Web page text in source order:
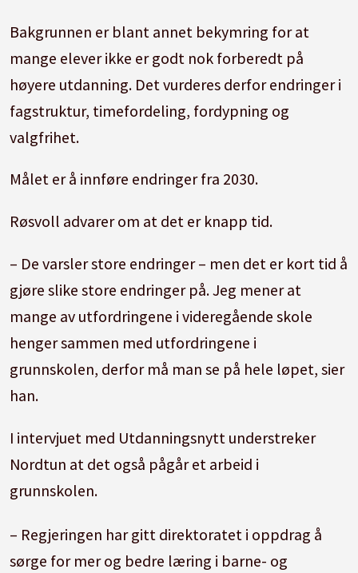
Bakgrunnen er blant annet bekymring for at
mange elever ikke er godt nok forberedt på
høyere utdanning. Det vurderes derfor endringer i
fagstruktur, timefordeling, fordypning og
valgfrihet.
Målet er å innføre endringer fra 2030.
Røsvoll advarer om at det er knapp tid.
– De varsler store endringer – men det er kort tid å
gjøre slike store endringer på. Jeg mener at
mange av utfordringene i videregående skole
henger sammen med utfordringene i
grunnskolen, derfor må man se på hele løpet, sier
han.
I intervjuet med Utdanningsnytt understreker
Nordtun at det også pågår et arbeid i
grunnskolen.
– Regjeringen har gitt direktoratet i oppdrag å
sørge for mer og bedre læring i barne- og